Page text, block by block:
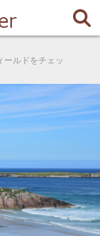
ールドをチェッ